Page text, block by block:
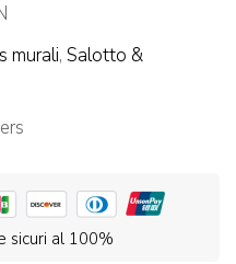
murali, Salotto &
sicuri al 100%